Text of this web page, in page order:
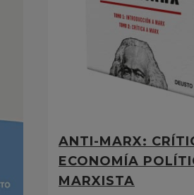
ANTI-MARX:
ECONOMÍA
MARXISTA